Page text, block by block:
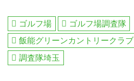
ゴルフ場
ゴルフ場調査隊
飯能グリーンカントリークラブ
調査隊埼玉